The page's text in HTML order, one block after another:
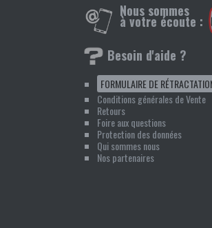
Nous sommes
à votre écoute :
Besoin d'aide ?
FORMULAIRE DE
Conditions générales de Vente
Retours
Foire aux questions
Protection des données
Qui sommes nous
Nos partenaires